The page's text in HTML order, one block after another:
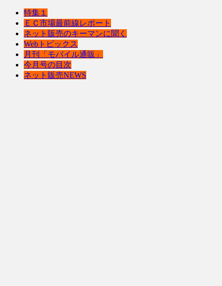
特集１
ＥＣ市場最前線レポート
ネット販売のキーマンに聞く
Webトピックス
月刊「モバイル通販」
今月号の目次
ネット販売NEWS